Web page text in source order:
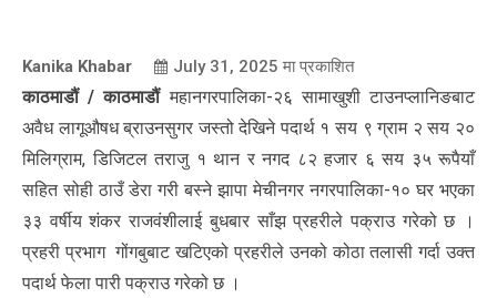
Kanika Khabar July 31, 2025 मा प्रकाशित
काठमाडौं / काठमाडौंमहानगरपालिका-२६ सामाखुशी टाउनप्लानिङबाट
अवैध लागूऔषध ब्राउनसुगर जस्तो देखिने पदार्थ १ सय ९ ग्राम २ सय २०
मिलिग्राम, डिजिटल तराजु १ थान र नगद ८२ हजार ६ सय ३५ रूपैयाँ
सहित सोही ठाउँ डेरा गरी बस्ने झापा मेचीनगर नगरपालिका-१० घर भएका
३३ वर्षीय शंकर राजवंशीलाई बुधबार साँझ प्रहरीले पक्राउ गरेको छ ।
प्रहरी प्रभाग गोंगबुबाट खटिएको प्रहरीले उनको कोठा तलासी गर्दा उक्त
पदार्थ फेला पारी पक्राउ गरेको छ ।